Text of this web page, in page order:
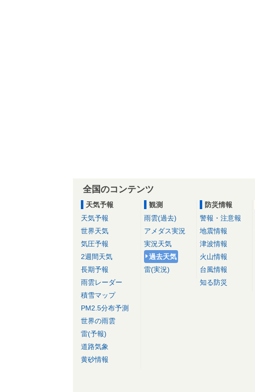
全国のコンテンツ
天気予報
天気予報
世界天気
気圧予報
2週間天気
長期予報
雨雲レーダー
積雪マップ
PM2.5分布予測
世界の雨雲
雷(予報)
道路気象
黄砂情報
観測
雨雲(過去)
アメダス実況
実況天気
過去天気
雷(実況)
防災情報
警報・注意報
地震情報
津波情報
火山情報
台風情報
知る防災